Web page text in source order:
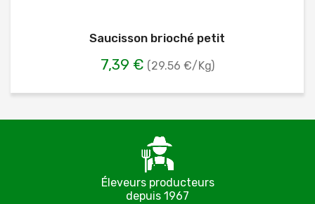
Saucisson brioché petit
7,39 € (29.56 €/Kg)
Éleveurs producteurs
depuis 1967